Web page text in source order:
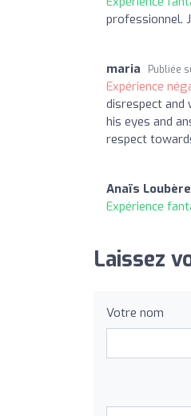
professionnel.
maria Publiée
Expérience
disrespect and
his eyes and
respect
Anaïs Loubère
Expérience
Laissez
Votre nom